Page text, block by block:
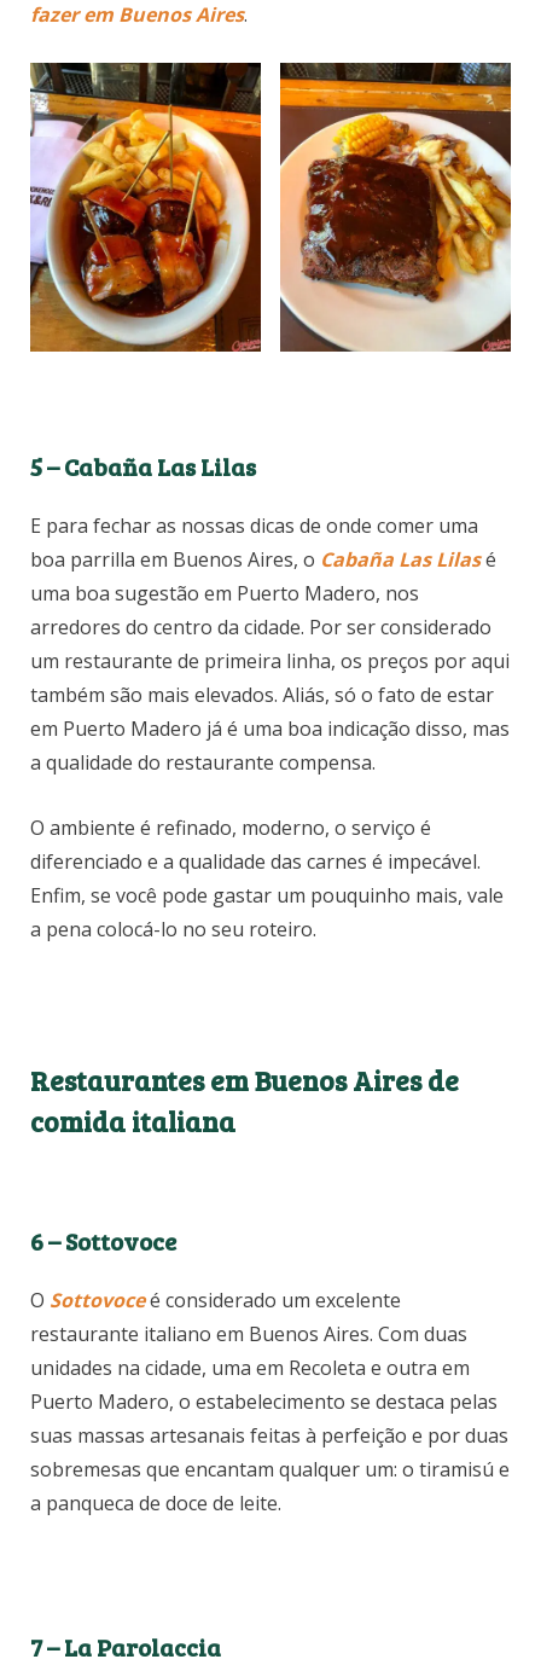
fazer em Buenos Aires.
5 – Cabaña Las Lilas
E para fechar as nossas dicas de onde comer uma
boa parrilla em Buenos Aires, o Cabaña Las Lilasé
uma boa sugestão em Puerto Madero, nos
arredores do centro da cidade. Por ser considerado
um restaurante de primeira linha, os preços por aqui
também são mais elevados. Aliás, só o fato de estar
em Puerto Madero já é uma boa indicação disso, mas
a qualidade do restaurante compensa.
O ambiente é refinado, moderno, o serviço é
diferenciado e a qualidade das carnes é impecável.
Enfim, se você pode gastar um pouquinho mais, vale
a pena colocá-lo no seu roteiro.
Restaurantes em Buenos Aires de
comida italiana
6 – Sottovoce
O Sottovoceé considerado um excelente
restaurante italiano em Buenos Aires. Com duas
unidades na cidade, uma em Recoleta e outra em
Puerto Madero, o estabelecimento se destaca pelas
suas massas artesanais feitas à perfeição e por duas
sobremesas que encantam qualquer um: o tiramisú e
a panqueca de doce de leite.
7 – La Parolaccia